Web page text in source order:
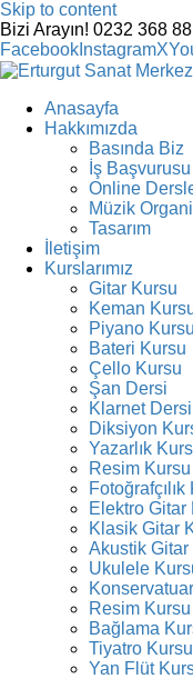
Skip to content
Bizi Arayın! 0232 368
Facebook InstagramX
Anasayfa
Hakkımızda
Basında Biz
İş Başvurusu
Online
Müzik
Tasarım
İletişim
Kurslarımız
Gitar Kursu
Keman
Piyano Kursu
Bateri Kursu
Çello Kursu
Şan Dersi
Klarnet Dersi
Diksiyon
Yazarlık
Resim Kursu
Fotoğrafçılık
Elektro Gitar
Klasik Gitar
Akustik Gitar
Ukulele
Resim Kursu
Bağlama
Tiyatro Kursu
Yan Flüt